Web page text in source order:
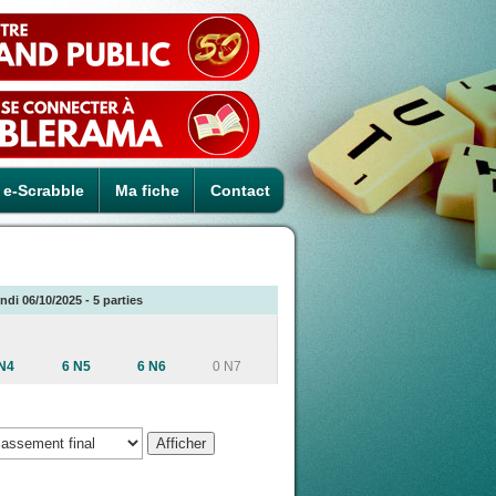
e-Scrabble Ma fiche Contact
06/10/2025 - 5 parties
6 N5 6 N6 0 N7